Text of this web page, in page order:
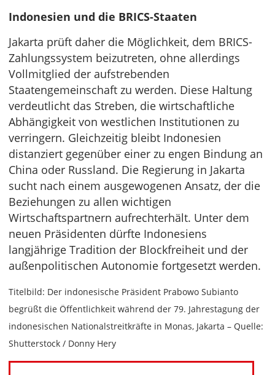
Indonesien und die BRICS-Staaten
Jakarta prüft daher die Möglichkeit, dem BRICS-
Zahlungssystem beizutreten, ohne allerdings
Vollmitglied der aufstrebenden
Staatengemeinschaft zu werden. Diese Haltung
verdeutlicht das Streben, die wirtschaftliche
Abhängigkeit von westlichen Institutionen zu
verringern. Gleichzeitig bleibt Indonesien
distanziert gegenüber einer zu engen Bindung an
China oder Russland. Die Regierung in Jakarta
sucht nach einem ausgewogenen Ansatz, der die
Beziehungen zu allen wichtigen
Wirtschaftspartnern aufrechterhält. Unter dem
neuen Präsidenten dürfte Indonesiens
langjährige Tradition der Blockfreiheit und der
außenpolitischen Autonomie fortgesetzt werden.
Titelbild: Der indonesische Präsident Prabowo Subianto
begrüßt die Öffentlichkeit während der 79. Jahrestagung der
indonesischen Nationalstreitkräfte in Monas, Jakarta – Quelle:
Shutterstock / Donny Hery